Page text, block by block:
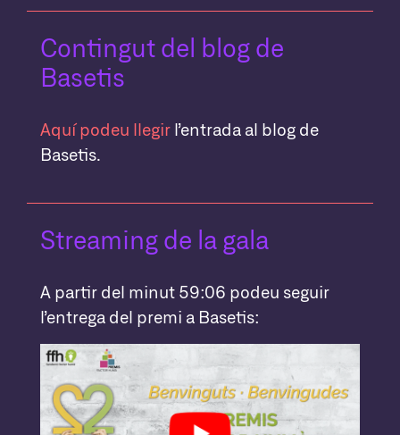
Contingut del blog de
Basetis
Aquí podeu llegir l’entrada al blog de
Basetis.
Streaming de la gala
A partir del minut 59:06 podeu seguir
l’entrega del premi a Basetis: